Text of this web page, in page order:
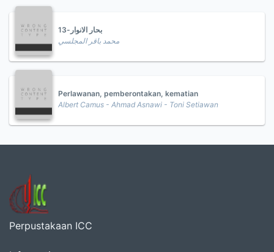
بحار الانوار-13
محمد باقر المجلسي
Perlawanan, pemberontakan, kematian
Albert Camus - Ahmad Asnawi - Toni Setiawan
Perpustakaan ICC